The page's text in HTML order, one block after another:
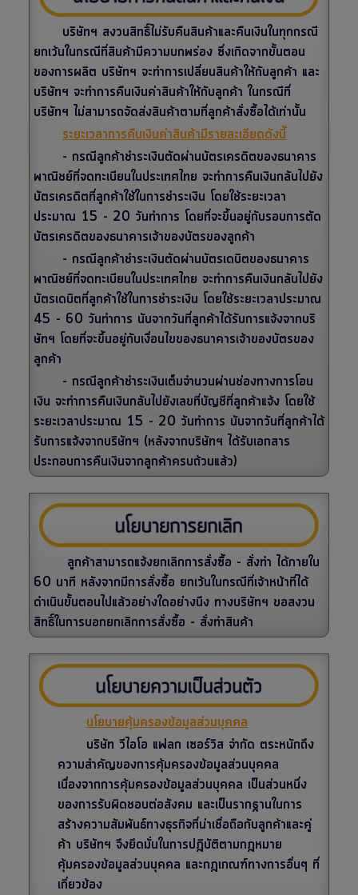
บริษัทฯ สงวนสิทธิ์ไม่รับคืนสินค้าและคืนเงินในทุกกรณี
ยกเว้นในกรณีที่สินค้ามีความบกพร่อง ซึ่งเกิดจากขั้นตอน
ของการผลิต บริษัทฯ จะทำการเปลี่ยนสินค้าให้กับลูกค้า และ
บริษัทฯ จะทำการคืนเงินค่าสินค้าให้กับลูกค้า ในกรณีที่
บริษัทฯ ไม่สามารถจัดส่งสินค้าตามที่ลูกค้าสั่งซื้อได้เท่านั้น
ระยะเวลาการคืนเงินค่าสินค้ามีรายละเอียดดังนี้
- กรณีลูกค้าชำระเงินตัดผ่านบัตรเครดิตของธนาคาร
พาณิชย์ที่จดทะเบียนในประเทศไทย จะทำการคืนเงินกลับไปยัง
บัตรเครดิตที่ลูกค้าใช้ในการชำระเงิน โดยใช้ระยะเวลา
ประมาณ 15 - 20 วันทำการ โดยที่จะขึ้นอยู่กับรอบการตัด
บัตรเครดิตของธนาคารเจ้าของบัตรของลูกค้า
- กรณีลูกค้าชำระเงินตัดผ่านบัตรเดบิตของธนาคาร
พาณิชย์ที่จดทะเบียนในประเทศไทย จะทำการคืนเงินกลับไปยัง
บัตรเดบิตที่ลูกค้าใช้ในการชำระเงิน โดยใช้ระยะเวลาประมาณ
45 - 60 วันทำการ นับจากวันที่ลูกค้าได้รับการแจ้งจากบริ
ษัทฯ โดยที่จะขึ้นอยู่กับเงื่อนไขของธนาคารเจ้าของบัตรของ
ลูกค้า
- กรณีลูกค้าชำระเงินเต็มจำนวนผ่านช่องทางการโอน
เงิน จะทำการคืนเงินกลับไปยังเลขที่บัญชีที่ลูกค้าแจ้ง โดยใช้
ระยะเวลาประมาณ 15 - 20 วันทำการ นับจากวันที่ลูกค้าได้
รับการแจ้งจากบริษัทฯ (หลังจากบริษัทฯ ได้รับเอกสาร
ประกอบการคืนเงินจากลูกค้าครบถ้วนแล้ว)
ลูกค้าสามารถแจ้งยกเลิกการสั่งซื้อ - สั่งทำ ได้ภายใน
60 นาที หลังจากมีการสั่งซื้อ ยกเว้นในกรณีที่เจ้าหน้าที่ได้
ดำเนินขั้นตอนไปแล้วอย่างใดอย่างนึง ทางบริษัทฯ ขอสงวน
สิทธิ์ในการบอกยกเลิกการสั่งซื้อ - สั่งทำสินค้า
นโยบายคุ้มครองข้อมูลส่วนบุคคล
บริษัท วีไอโอ แฟลก เซอร์วิส จำกัด ตระหนักถึง
ความสำคัญของการคุ้มครองข้อมูลส่วนบุคคล
เนื่องจากการคุ้มครองข้อมูลส่วนบุคคล เป็นส่วนหนึ่ง
ของการรับผิดชอบต่อสังคม และเป็นรากฐานในการ
สร้างความสัมพันธ์ทางธุรกิจที่น่าเชื่อถือกับลูกค้าและคู่
ค้า บริษัทฯ จึงยึดมั่นในการปฎิบัติตามกฎหมาย
คุ้มครองข้อมูลส่วนบุคคล และกฎเกณฑ์ทางการอื่นๆ ที่
เกี่ยวข้อง